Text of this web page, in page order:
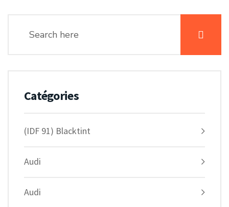
Catégories
(IDF 91) Blacktint
Audi
Audi